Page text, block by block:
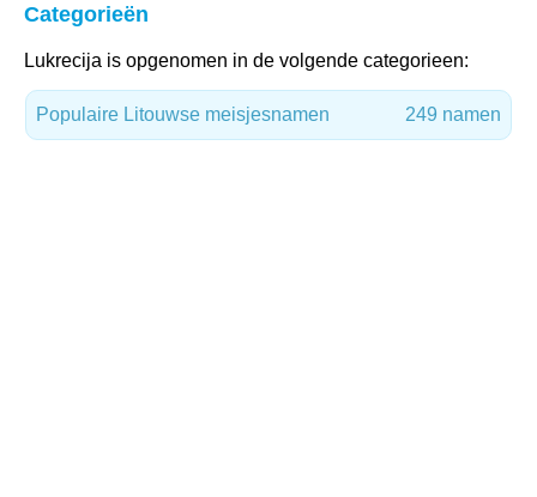
Categorieën
Lukrecija is opgenomen in de volgende categorieen:
Populaire Litouwse meisjesnamen 249 namen